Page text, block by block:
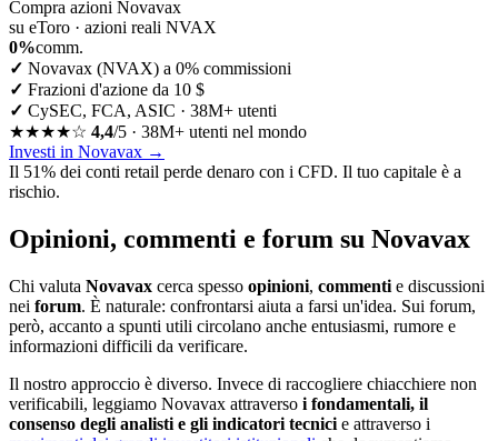
Compra azioni Novavax
su eToro · azioni reali NVAX
0%comm.
✓ Novavax (NVAX) a 0% commissioni
✓ Frazioni d'azione da 10 $
✓ CySEC, FCA, ASIC · 38M+ utenti
★★★★☆ 4,4/5 · 38M+ utenti nel mondo
Investi in Novavax →
Il 51% dei conti retail perde denaro con i CFD. Il tuo capitale è a
rischio.
Opinioni, commenti e forum su Novavax
Chi valuta Novavax cerca spesso opinioni, commenti e discussioni
nei forum. È naturale: confrontarsi aiuta a farsi un'idea. Sui forum,
però, accanto a spunti utili circolano anche entusiasmi, rumore e
informazioni difficili da verificare.
Il nostro approccio è diverso. Invece di raccogliere chiacchiere non
verificabili, leggiamo Novavax attraverso i fondamentali, il
consenso degli analisti e gli indicatori tecnici e attraverso i